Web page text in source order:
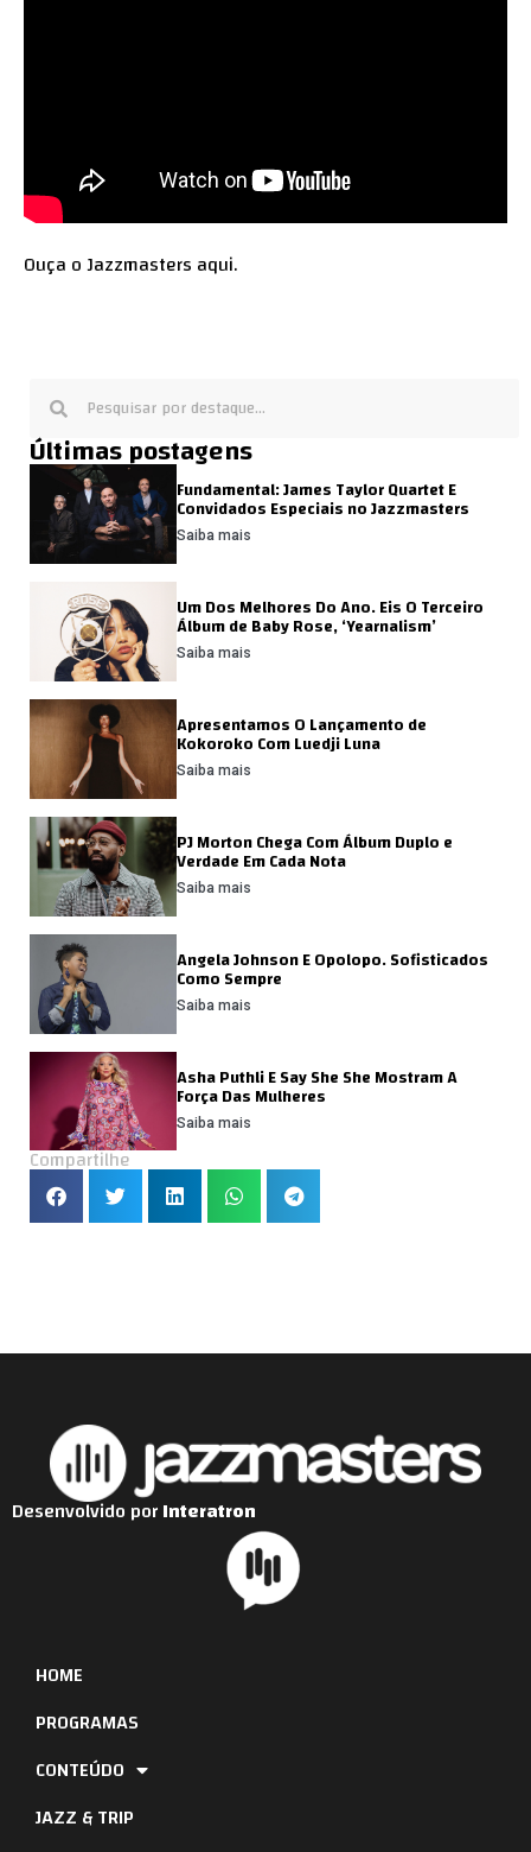
Ouça o Jazzmasters aqui.
Últimas postagens
Fundamental: James Taylor Quartet E
Convidados Especiais no Jazzmasters
Saiba mais
Um Dos Melhores Do Ano. Eis O Terceiro
Álbum de Baby Rose, ‘Yearnalism’
Saiba mais
Apresentamos O Lançamento de
Kokoroko Com Luedji Luna
Saiba mais
PJ Morton Chega Com Álbum Duplo e
Verdade Em Cada Nota
Saiba mais
Angela Johnson E Opolopo. Sofisticados
Como Sempre
Saiba mais
Asha Puthli E Say She She Mostram A
Força Das Mulheres
Saiba mais
Compartilhe
HOME
PROGRAMAS
CONTEÚDO
JAZZ & TRIP
Desenvolvido porInteratron